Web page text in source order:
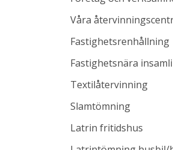
Våra
Fastighetsrenhållning
Fastighetsnära
Textilåtervinning
Slamtömning
Latrin fritidshus